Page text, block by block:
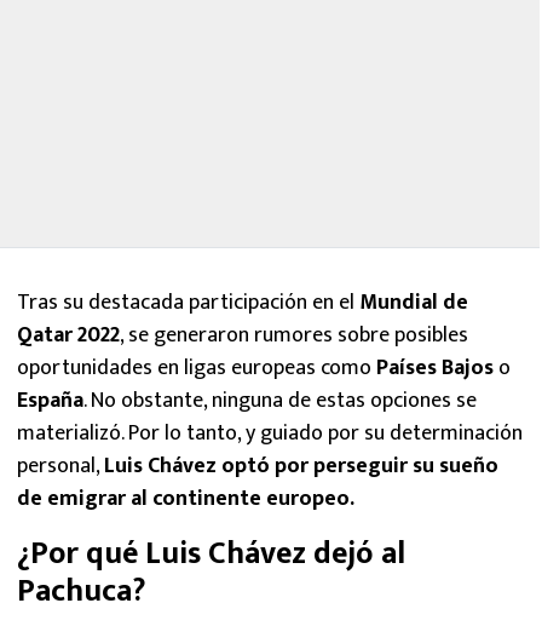
Tras su destacada participación en el Mundial de
Qatar 2022, se generaron rumores sobre posibles
oportunidades en ligas europeas como Países Bajoso
España. No obstante, ninguna de estas opciones se
materializó. Por lo tanto, y guiado por su determinación
personal,Luis Chávez optó por perseguir su sueño
de emigrar al continente europeo.
¿Por qué Luis Chávez dejó al
Pachuca?